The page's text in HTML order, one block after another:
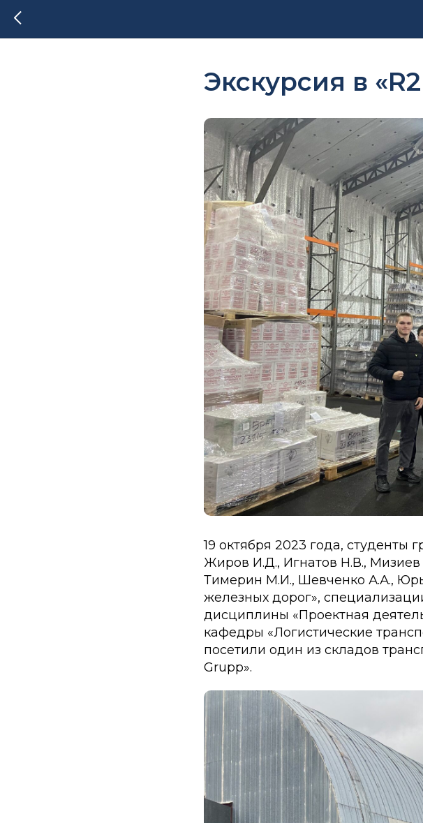
Экскурсия в
19 октября 2023 года, студенты
Жиров И.Д., Игнатов Н.В.,
Тимерин М.И., Шевченко А.А.,
железных дорог»,
дисциплины «Проектная
кафедры «Логистические
посетили один из складов
Grupp».